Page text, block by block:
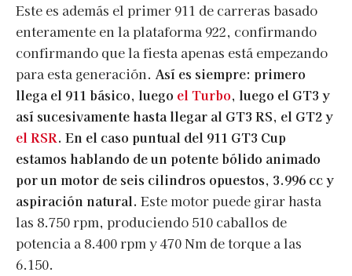
Este es además el primer 911 de carreras basado
enteramente en la plataforma 922, confirmando
confirmando que la fiesta apenas está empezando
para esta generación. Así es siempre: primero
llega el 911 básico, luego el Turbo, luego el GT3 y
así sucesivamente hasta llegar al GT3 RS, el GT2 y
el RSR. En el caso puntual del 911 GT3 Cup
estamos hablando de un potente bólido animado
por un motor de seis cilindros opuestos, 3.996 cc y
aspiración natural. Este motor puede girar hasta
las 8.750 rpm, produciendo 510 caballos de
potencia a 8.400 rpm y 470 Nm de torque a las
6.150.